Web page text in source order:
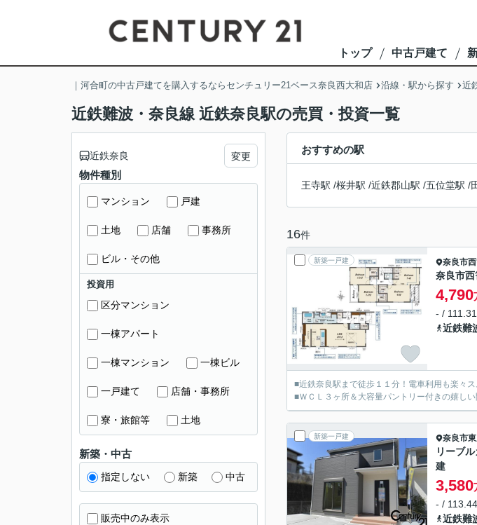
トップ 中古戸建て
｜河合町の中古戸建てを購入するならセンチュリー21ベース奈良西大和店 沿線・駅から探す 近
近鉄難波・奈良線 近鉄奈良駅の売買・投資一覧
おすすめの駅
王寺駅 /桜井駅 /近鉄郡山駅 /五位堂駅 /
16件
新築一戸建 奈良市
奈良市
4,790
- /
近鉄難
■近鉄奈良駅まで徒歩１１分！電車利用も楽々ス
■ＷＣＬ３ヶ所＆大容量パントリー付きの嬉しい
新築一戸建 奈良市
リーブ
建
3,580
- /
近鉄難
近鉄奈良 変更
物件種別
マンション 戸建
土地 店舗 事務所
ビル・その他
投資用
区分マンション
一棟アパート
一棟マンション 一棟ビル
一戸建て 店舗・事務所
寮・旅館等 土地
新築・中古
指定しない 新築 中古
販売中のみ表示